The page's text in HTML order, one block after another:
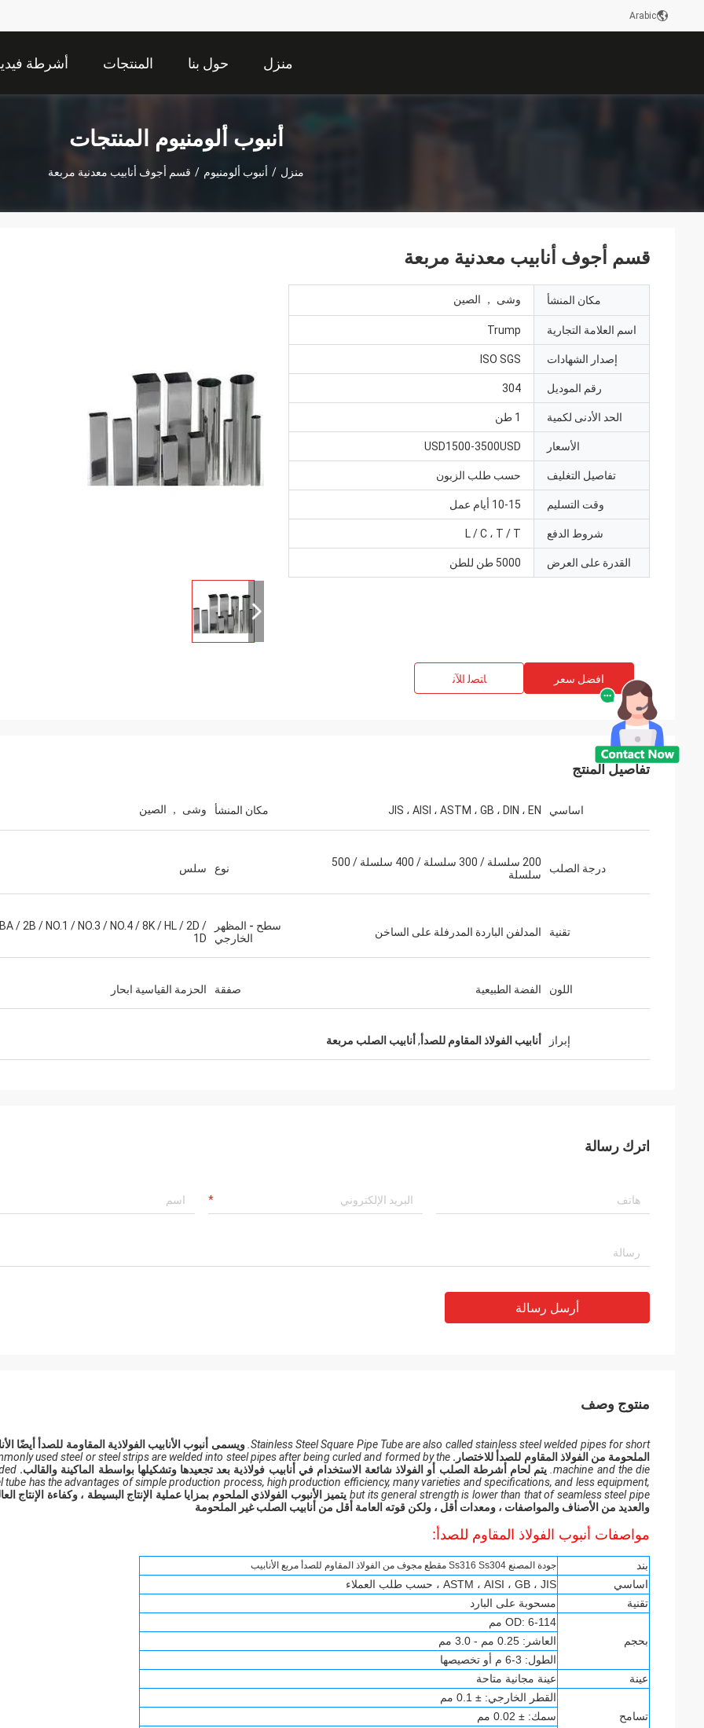
Arabic
منزل حول بنا المنتجات أشرطة
أنبوب ألومنيوم المنتجات
منزل / أنبوب ألومنيوم / قسم أجوف أنابيب معدنية مربعة
في تعاوننا على مدى السنوات العشر
قسم أجوف أنابيب معدنية مربعة
مكان المنشأ وشى ， الصين
اسم العلامة التجارية Trump
إصدار الشهادات ISO SGS
رقم الموديل 304
الحد الأدنى لكمية 1 طن
الأسعار USD1500-3500USD
تفاصيل التغليف حسب طلب الزبون
وقت التسليم 10-15 أيام عمل
شروط الدفع L / C ، T / T
القدرة على العرض 5000 طن للطن
افضل سعر ﺎﺘﺼﻟ ﺍﻶﻧ
تفاصيل المنتج
اساسي JIS ، AISI ، ASTM ، GB ، DIN ، EN مكان المنشأ وشى ， الصين
درجة الصلب
200 سلسلة / 300 سلسلة / 400 سلسلة / 500
سلسلة
نوع سلس
تقنية المدلفن الباردة المدرفلة على الساخن
سطح - المظهر
الخارجي
BA / 2B / NO.1 / NO.3 / NO.4 / 8K / HL / 2D /
1D
اللون الفضة الطبيعية صفقة الحزمة القياسية ابحار
إبراز أنابيب الفولاذ المقاوم للصدأ , أنابيب الصلب مربعة
اترك رسالة
أرسل رسالة
منتوج وصف
Stainless Steel Square Pipe Tube are also called stainless steel welded pipes for short. ويسمى أنبوب الأنابيب الفولاذية المقاومة للصدأ أيضًا
الملحومة من الفولاذ المقاوم للصدأ للاختصار. used steel or steel strips are welded into steel pipes after being curled and formed by the
machine and the die. يتم لحام أشرطة الصلب أو الفولاذ شائعة الاستخدام في أنابيب فولاذية بعد تجعيدها وتشكيلها بواسطة الماكينة والقالب.
tube has the advantages of simple production process, high production efficiency, many varieties and specifications, and less equipment,
but its general strength is lower than that of seamless steel pipe يتميز الأنبوب الفولاذي الملحوم بمزايا عملية الإنتاج البسيطة ، وكفاءة الإنتاج
والعديد من الأصناف والمواصفات ، ومعدات أقل ، ولكن قوته العامة أقل من أنابيب الصلب غير الملحومة
مواصفات أنبوب الفولاذ المقاوم للصدأ:
بند جودة المصنع Ss316 Ss304 مقطع مجوف من الفولاذ المقاوم للصدأ مربع الأنابيب
اساسي
ASTM ، AISI ، GB ، JIS ، حسب طلب العملاء
تقنية
مسحوبة على البارد
بحجم
OD: 6-114 مم
العاشر: 0.25 مم - 3.0 مم
الطول: 3-6 م أو تخصيصها
عينة
عينة مجانية متاحة
تسامح
القطر الخارجي: ± 0.1 مم
سمك: ± 0.02 مم